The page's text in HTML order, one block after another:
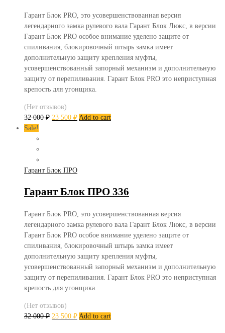
Гарант Блок PRO, это усовершенствованная версия
легендарного замка рулевого вала Гарант Блок Люкс, в версии
Гарант Блок PRO особое внимание уделено защите от
спиливания, блокировочный штырь замка имеет
дополнительную защиту крепления муфты,
усовершенствованный запорный механизм и дополнительную
защиту от перепиливания. Гарант Блок PRO это неприступная
крепость для угонщика.
(Нет отзывов)
32 000₽ 23 500 ₽ Add to cart
Sale!
Гарант Блок ПРО
Гарант Блок ПРО 336
Гарант Блок PRO, это усовершенствованная версия
легендарного замка рулевого вала Гарант Блок Люкс, в версии
Гарант Блок PRO особое внимание уделено защите от
спиливания, блокировочный штырь замка имеет
дополнительную защиту крепления муфты,
усовершенствованный запорный механизм и дополнительную
защиту от перепиливания. Гарант Блок PRO это неприступная
крепость для угонщика.
(Нет отзывов)
32 000₽ 23 500 ₽ Add to cart